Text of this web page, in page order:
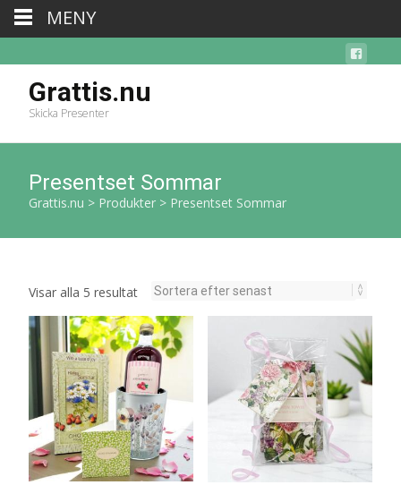
Grattis.nu
Skicka Presenter
Presentset Sommar
Grattis.nu > Produkter > Presentset Sommar
Visar alla 5 resultatSortera
efter
senaste
MENY